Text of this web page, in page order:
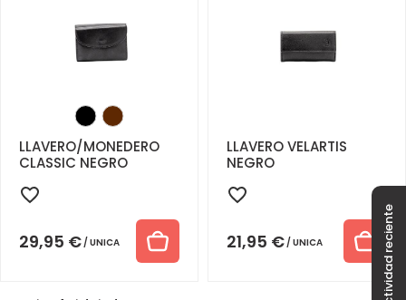
LLAVERO/MONEDERO
CLASSIC NEGRO
29,95 € UNICA
LLAVERO VELARTIS
NEGRO
21,95 € UNICA Actividad reciente